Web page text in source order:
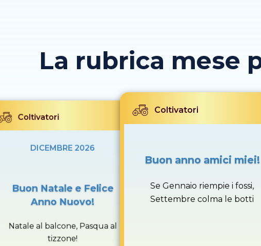
La rubrica mese
Coltivatori
DICEMBRE 2026
Buon Natale e Felice
Anno Nuovo!
Natale al balcone, Pasqua al
tizzone!
Coltivatori
Buon anno amici miei!
Se Gennaio riempie i fossi,
Settembre colma le botti